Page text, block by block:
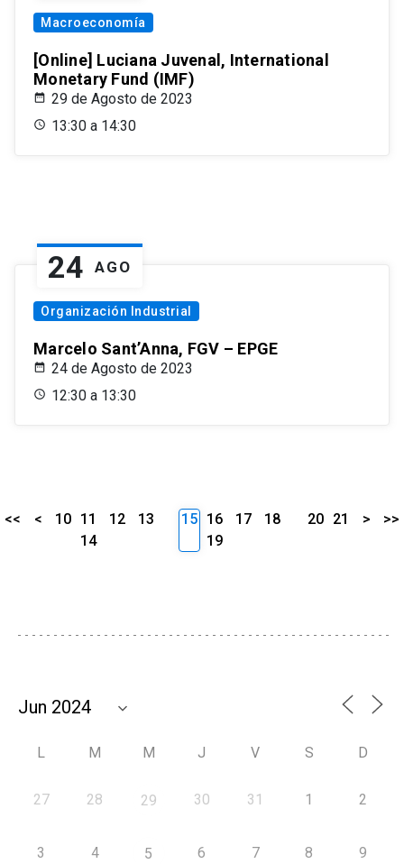
Macroeconomía
[Online] Luciana Juvenal, International
Monetary Fund (IMF)
29 de Agosto de 2023
13:30 a 14:30
24 AGO
Organización Industrial
Marcelo Sant’Anna, FGV – EPGE
24 de Agosto de 2023
12:30 a 13:30
<< < 10 11 12
13
14
15 16 17
18
19
20 21 > >>
L M M J V S D
27 28 29 30 31 1 2
3 4 5 6 7 8 9